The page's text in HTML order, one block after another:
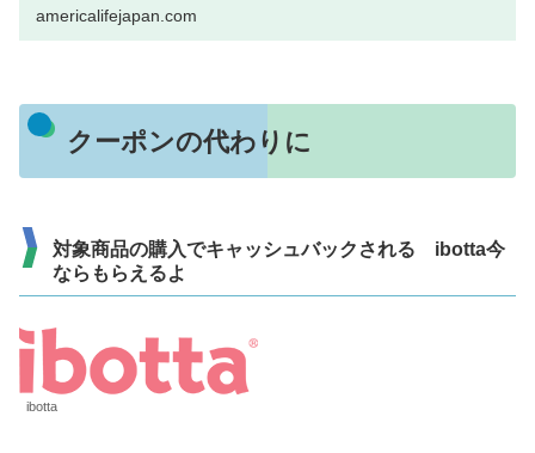
americalifejapan.com
クーポンの代わりに
対象商品の購入でキャッシュバックされる ibotta今
ならもらえるよ
ibotta